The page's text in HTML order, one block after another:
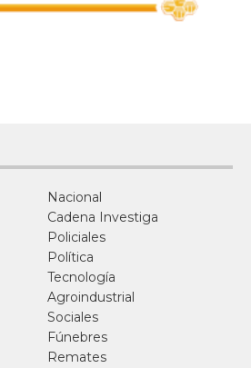
Nacional
Cadena Investiga
Policiales
Política
Tecnología
Agroindustrial
Sociales
Fúnebres
Remates